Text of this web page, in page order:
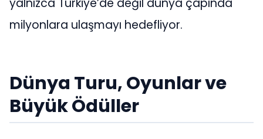
milyonlara ulaşmayı hedefliyor.
Dünya Turu, Oyunlar ve
Büyük Ödüller